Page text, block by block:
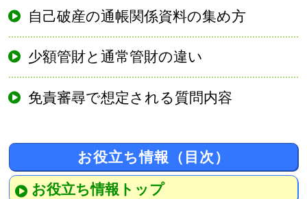
自己破産の通帳関係資料の集め方
少額管財と通常管財の違い
免責審尋で想定される質問内容
お役立ち情報（目次）
お役立ち情報トップ